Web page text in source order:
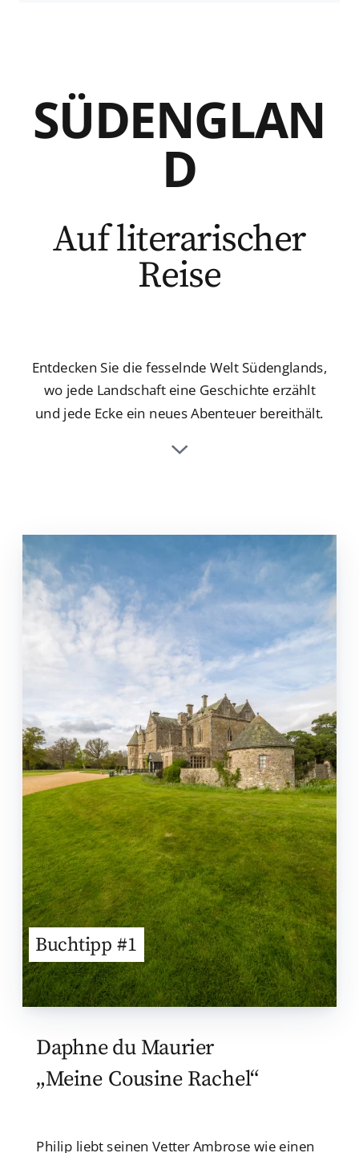
SÜDENGLAN
D
Auf literarischer
Reise
Entdecken Sie die fesselnde Welt Südenglands,
wo jede Landschaft eine Geschichte erzählt
und jede Ecke ein neues Abenteuer bereithält.
Buchtipp #1
Daphne du Maurier
„Meine Cousine Rachel“
Philip liebt seinen Vetter Ambrose wie einen